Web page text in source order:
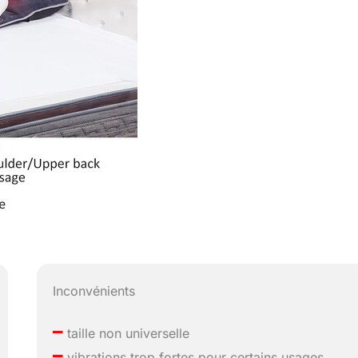
Inconvénients
– taille non universelle